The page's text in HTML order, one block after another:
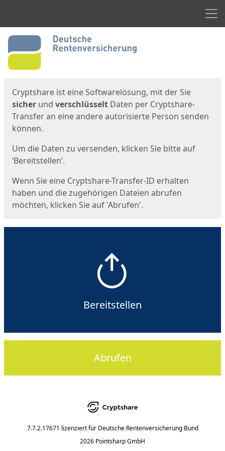
Start
Cryptshare ist eine Softwarelösung, mit der Sie
sicher und verschlüsselt Daten per Cryptshare-
Transfer an eine andere autorisierte Person senden
können.
Um die Daten zu versenden, klicken Sie bitte auf
‘Bereitstellen’.
Wenn Sie eine Cryptshare-Transfer-ID erhalten
haben und die zugehörigen Dateien abrufen
möchten, klicken Sie auf 'Abrufen'.
Bereitstellen
Abrufen
7.7.2.17671 lizenziert für Deutsche Rentenversicherung Bund
2026 Pointsharp GmbH